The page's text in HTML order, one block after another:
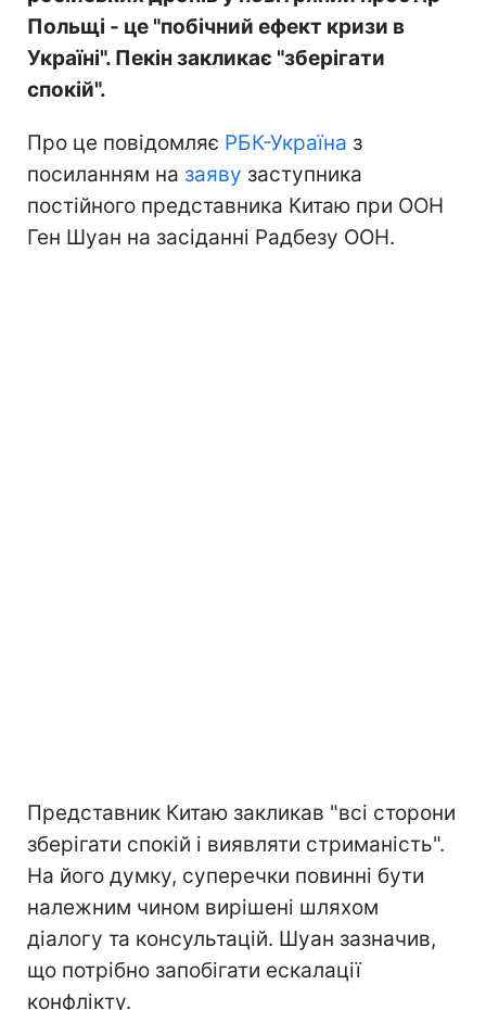
Польщі - це "побічний ефект кризи в
Україні". Пекін закликає "зберігати
спокій".
Про це повідомляє РБК-Україна з
посиланням на заяву заступника
постійного представника Китаю при ООН
Ген Шуан на засіданні Радбезу ООН.
Представник Китаю закликав "всі сторони
зберігати спокій і виявляти стриманість".
На його думку, суперечки повинні бути
належним чином вирішені шляхом
діалогу та консультацій. Шуан зазначив,
що потрібно запобігати ескалації
конфлікту.